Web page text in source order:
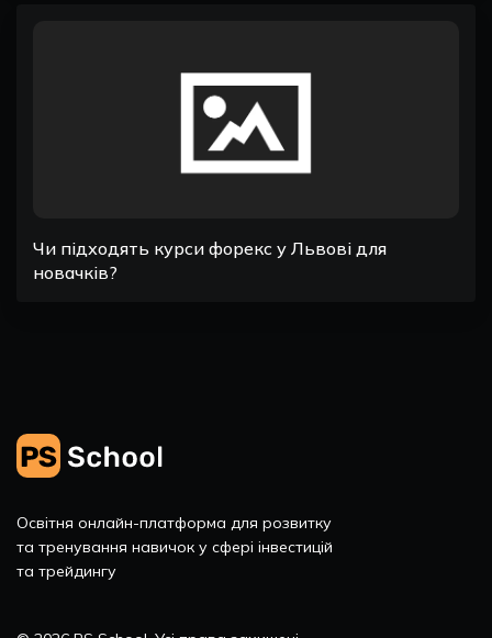
Чи підходять курси форекс у Львові для
новачків?
Освітня онлайн-платформа для розвитку
та тренування навичок у сфері інвестицій
та трейдингу